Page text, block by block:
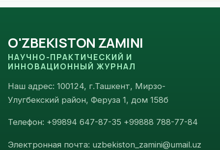
O'ZBEKISTON ZAMINI
НАУЧНО-ПРАКТИЧЕСКИЙ И
ИННОВАЦИОННЫЙ ЖУРНАЛ
Наш адрес: 100124, г.Ташкент, Мирзо-
Улугбекский район, Феруза 1, дом 158б
Телефон: +99894 647-87-35 +99888 788-77-84
Электронная почта: uzbekiston_zamini@umail.uz